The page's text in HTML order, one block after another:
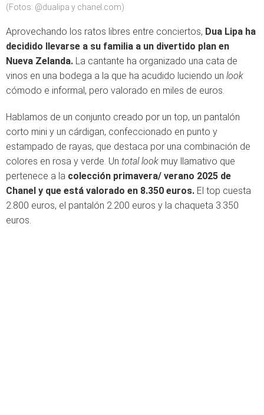
(Fotos: @dualipa y chanel.com)
Aprovechando los ratos libres entre conciertos, Dua Lipa ha
decidido llevarse a su familia a un divertido plan en
Nueva Zelanda. La cantante ha organizado una cata de
vinos en una bodega a la que ha acudido luciendo un look
cómodo e informal, pero valorado en miles de euros.
Hablamos de un conjunto creado por un top, un pantalón
corto mini y un cárdigan, confeccionado en punto y
estampado de rayas, que destaca por una combinación de
colores en rosa y verde. Un total look muy llamativo que
pertenece a la colección primavera/ verano 2025 de
Chanel y que está valorado en 8.350 euros. El top cuesta
2.800 euros, el pantalón 2.200 euros y la chaqueta 3.350
euros.